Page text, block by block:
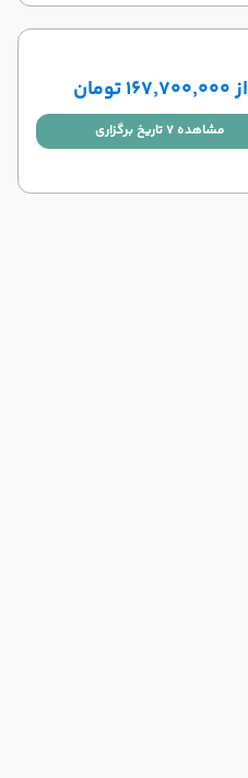
از ۱۶۷٬۷۰۰٬۰۰۰ تومان
مشاهده 7 تاریخ برگزاری